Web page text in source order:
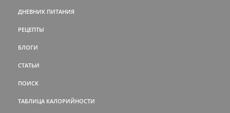
ДНЕВНИК ПИТАНИЯ
РЕЦЕПТЫ
БЛОГИ
СТАТЬИ
ПОИСК
ТАБЛИЦА КАЛОРИЙНОСТИ